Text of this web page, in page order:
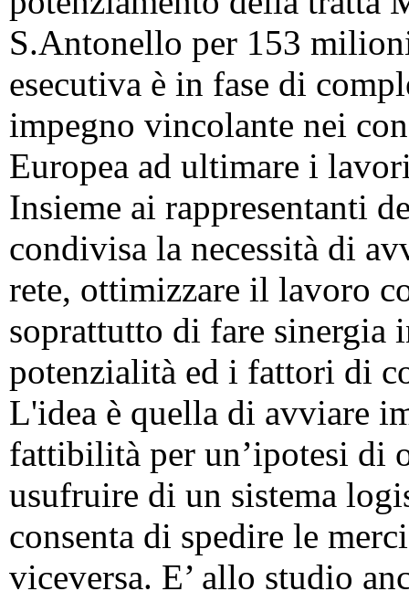
S.Antonello per 153
esecutiva è in fase di
impegno vincolante nei
Europea ad ultimare i
Insieme ai rappresentanti
condivisa la necessità di
rete, ottimizzare il lavoro
soprattutto di fare sinergia
potenzialità ed i fattori di
L'idea è quella di avviare
fattibilità per un’ipotesi di
usufruire di un sistema
consenta di spedire le
viceversa. E’ allo studio